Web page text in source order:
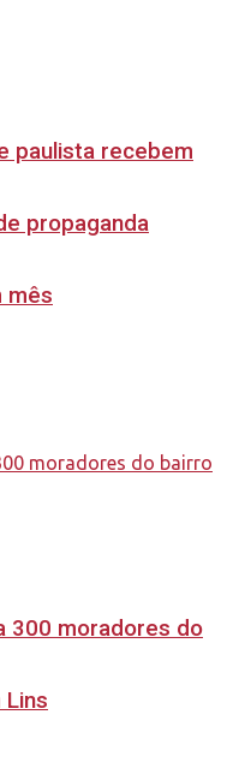
paulista recebem
propaganda
mês
300 moradores do
Lins